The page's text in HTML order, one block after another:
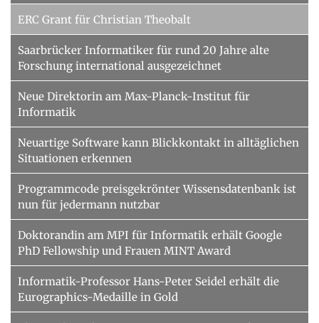
ERC Grant für Christian Theobalt
Saarbrücker Informatiker für rund 20 Jahre alte
Forschung international ausgezeichnet
Neue Direktorin am Max-Planck-Institut für
Informatik
Neuartige Software kann Blickkontakt in alltäglichen
Situationen erkennen
Programmcode preisgekrönter Wissensdatenbank ist
nun für jedermann nutzbar
Doktorandin am MPI für Informatik erhält Google
PhD Fellowship und Frauen MINT Award
Informatik-Professor Hans-Peter Seidel erhält die
Eurographics-Medaille in Gold